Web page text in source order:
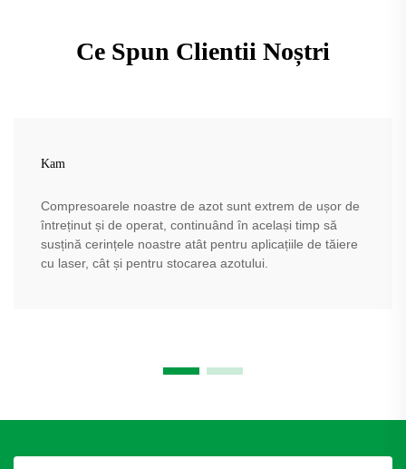
Ce Spun Clientii Noștri
Kam
Compresoarele noastre de azot sunt extrem de ușor de
întreținut și de operat, continuând în același timp să
susțină cerințele noastre atât pentru aplicațiile de tăiere
cu laser, cât și pentru stocarea azotului.